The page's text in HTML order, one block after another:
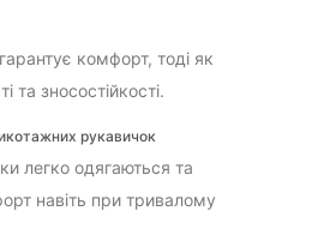
комфорт, тоді як
та зносостійкості.
рукавичок
легко одягаються та
навіть при тривалому